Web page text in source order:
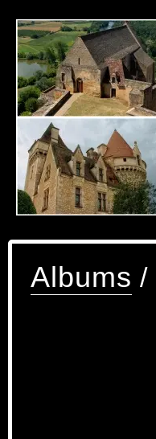
Albums /